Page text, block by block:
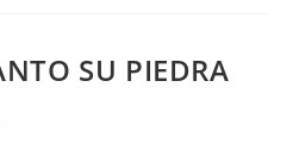
SU PIEDRA